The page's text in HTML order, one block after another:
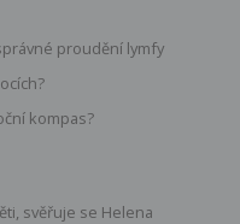
proudění lymfy
kompas?
svěřuje se Helena